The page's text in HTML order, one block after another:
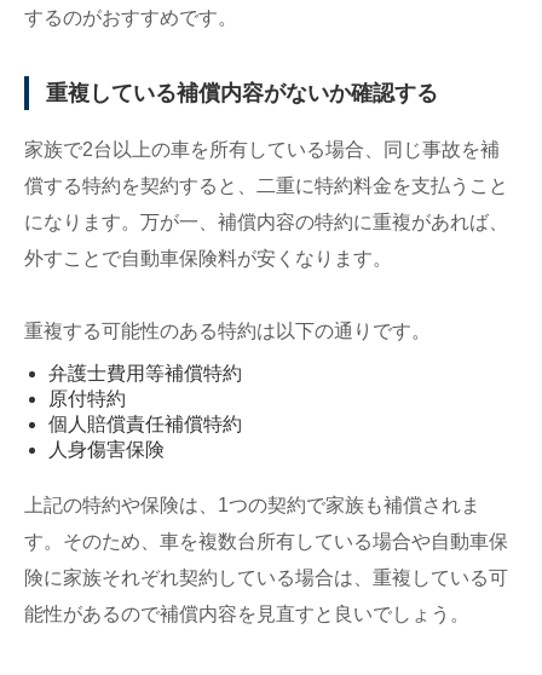
するのがおすすめです。
重複している補償内容がないか確認する
家族で2台以上の車を所有している場合、同じ事故を補
償する特約を契約すると、二重に特約料金を支払うこと
になります。万が一、補償内容の特約に重複があれば、
外すことで自動車保険料が安くなります。
重複する可能性のある特約は以下の通りです。
弁護士費用等補償特約
原付特約
個人賠償責任補償特約
人身傷害保険
上記の特約や保険は、1つの契約で家族も補償されま
す。そのため、車を複数台所有している場合や自動車保
険に家族それぞれ契約している場合は、重複している可
能性があるので補償内容を見直すと良いでしょう。